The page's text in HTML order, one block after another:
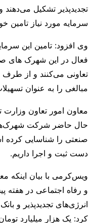
تجدیدپذیر تشکیل می‌دهند
سرمایه مورد نیاز تامین
وی افزود: تامین این
فعال در این شهرک های
تعاونی می‌کنند و از طرف
مبالغی را به عنوان
معاون امور تعاون وزارت
دست ثبت و اجرا داریم.
ویس‌کرمی با بیان اینکه
و رفاه اجتماعی در هفته
انرژی‌های تجدیدپذیر و
کرد: یک هزار میلیارد